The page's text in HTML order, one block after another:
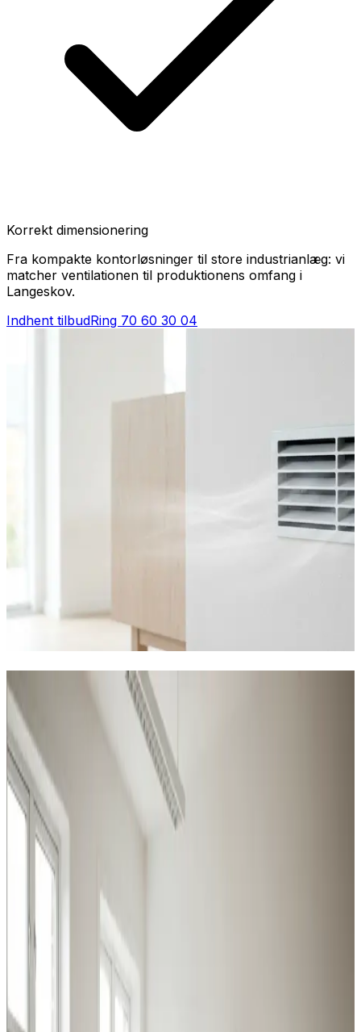
Korrekt dimensionering
Fra kompakte kontorløsninger til store industrianlæg: vi
matcher ventilationen til produktionens omfang i
Langeskov.
Indhent tilbudRing 70 60 30 04
Det løser vi for erhverv og industri i
Langeskov
Industri, produktion, lager og kontor i Langeskov: vi
leverer ventilation der matcher belastningen og
overholder Arbejdstilsynets krav.
Procesventilation
Udsugning ved svejsning, slibning og kemikalier i
Langeskov. Overholder Arbejdstilsynets krav.
Læs mere